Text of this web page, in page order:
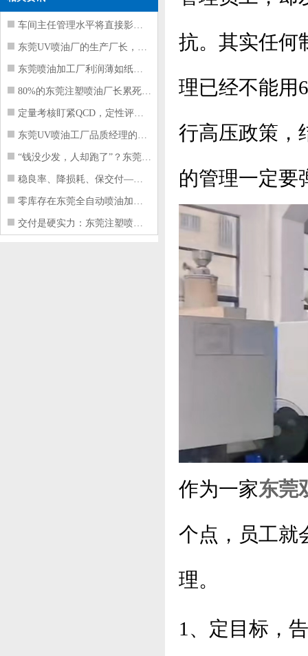
车间主任管理水平将直接影响东莞注塑件
东莞UV喷油厂的生产厂长，到底在给工
东莞喷油加工厂利润薄如纸？这四项基本
80%的东莞注塑喷油厂长累死累活，利
定量考核盯紧QCD，定性评价看好配合
东莞UV喷油工厂品质经理的四项核心管
“钱没少发，人却跑了”？东莞注塑喷油
稳良率、降损耗、保交付——东莞这家U
零库存在东莞全自动喷油加工厂不可行的
交付是硬实力：东莞注塑喷油厂如何用齐
抗。其实任何
理已经不能用
行高压政策，
的管理一定要
作为一家东莞
个点，员工就
理。
1、定目标，